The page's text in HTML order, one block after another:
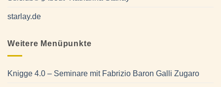
starlay.de
Weitere Menüpunkte
Knigge 4.0 – Seminare mit Fabrizio Baron Galli Zugaro